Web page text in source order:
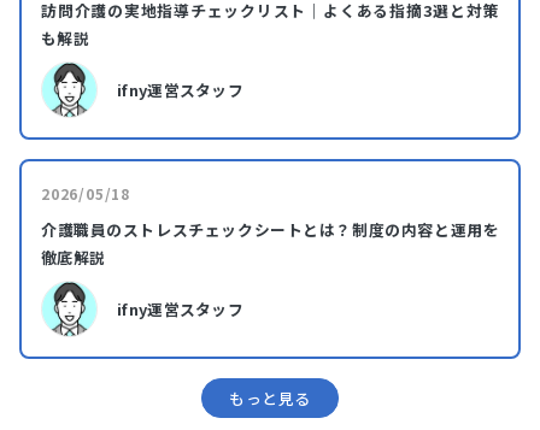
訪問介護の実地指導チェックリスト｜よくある指摘3選と対策
も解説
ifny運営スタッフ
2026/05/18
介護職員のストレスチェックシートとは？制度の内容と運用を
徹底解説
ifny運営スタッフ
もっと⾒る